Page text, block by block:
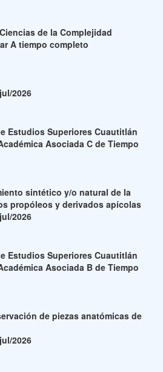
de la Complejidad
A tiempo completo
2026
Estudios Superiores Cuautitlán
Asociada C de Tiempo
sintético y/o natural de la
propóleos y derivados apícolas
2026
Estudios Superiores Cuautitlán
Asociada B de Tiempo
de piezas anatómicas de
2026